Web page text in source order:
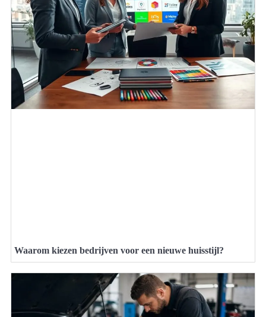
Waarom kiezen bedrijven voor een nieuwe huisstijl?